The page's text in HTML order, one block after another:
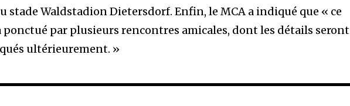
stade Waldstadion Dietersdorf. Enfin, le MCA a indiqué que « ce
ponctué par plusieurs rencontres amicales, dont les détails seront
ultérieurement. »